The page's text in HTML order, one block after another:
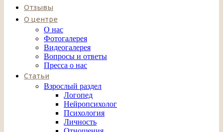
Отзывы
О центре
О нас
Фотогалерея
Видеогалерея
Вопросы и ответы
Пресса о нас
Статьи
Взрослый раздел
Логопед
Нейропсихолог
Психология
Личность